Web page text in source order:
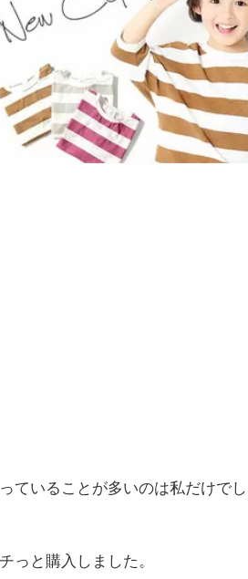
ていることが多いのは私だけでし
っと購入しました。